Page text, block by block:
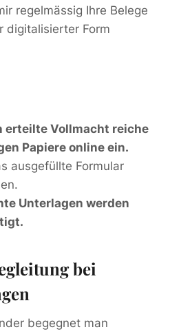
regelmässig Ihre Belege
digitalisierter Form
erteilte Vollmacht reiche
Papiere online ein.
ausgefüllte Formular
Unterlagen werden
bei
begegnet man